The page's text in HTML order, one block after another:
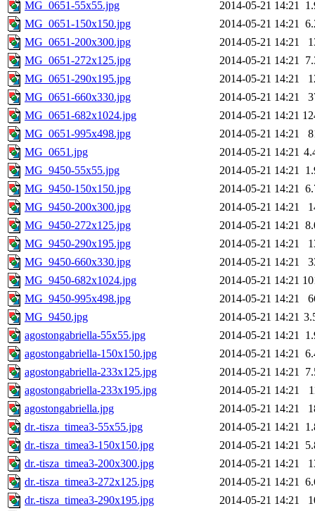
MG_0651-55x55.jpg
2014-05-21 14:21
MG_0651-150x150.jpg
2014-05-21 14:21
MG_0651-200x300.jpg
2014-05-21 14:21
MG_0651-272x125.jpg
2014-05-21 14:21
MG_0651-290x195.jpg
2014-05-21 14:21
MG_0651-660x330.jpg
2014-05-21 14:21
MG_0651-682x1024.jpg
2014-05-21 14:21
MG_0651-995x498.jpg
2014-05-21 14:21
MG_0651.jpg
2014-05-21 14:21
MG_9450-55x55.jpg
2014-05-21 14:21
MG_9450-150x150.jpg
2014-05-21 14:21
MG_9450-200x300.jpg
2014-05-21 14:21
MG_9450-272x125.jpg
2014-05-21 14:21
MG_9450-290x195.jpg
2014-05-21 14:21
MG_9450-660x330.jpg
2014-05-21 14:21
MG_9450-682x1024.jpg
2014-05-21 14:21
MG_9450-995x498.jpg
2014-05-21 14:21
MG_9450.jpg
2014-05-21 14:21
agostongabriella-55x55.jpg
2014-05-21 14:21
agostongabriella-150x150.jpg
2014-05-21 14:21
agostongabriella-233x125.jpg
2014-05-21 14:21
agostongabriella-233x195.jpg
2014-05-21 14:21
agostongabriella.jpg
2014-05-21 14:21
dr.-tisza_timea3-55x55.jpg
2014-05-21 14:21
dr.-tisza_timea3-150x150.jpg
2014-05-21 14:21
dr.-tisza_timea3-200x300.jpg
2014-05-21 14:21
dr.-tisza_timea3-272x125.jpg
2014-05-21 14:21
dr.-tisza_timea3-290x195.jpg
2014-05-21 14:21